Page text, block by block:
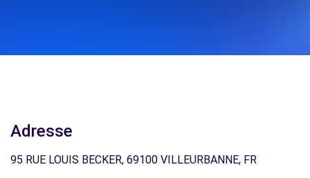
Adresse
95 RUE LOUIS BECKER, 69100 VILLEURBANNE, FR